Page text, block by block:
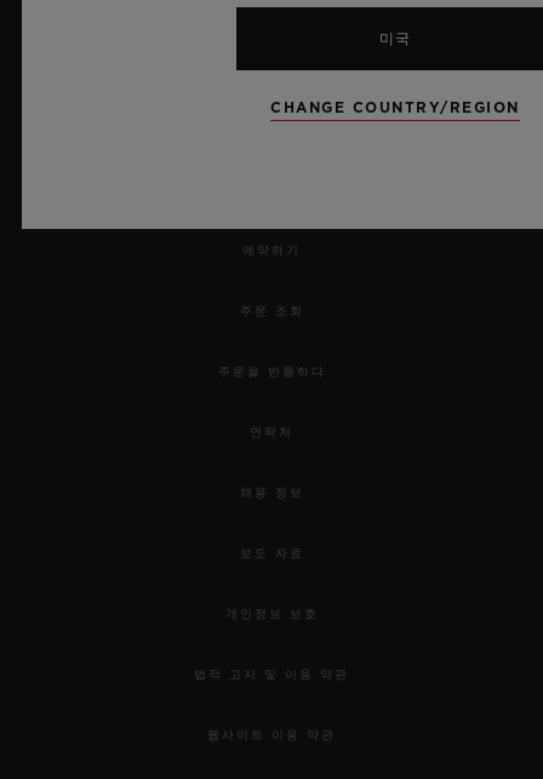
예약하기
주문 조회
주문을 반품하다
연락처
채용 정보
보도 자료
개인정보 보호
법적 고지 및 이용 약관
웹사이트 이용 약관
미국
CHANGE COUNTRY/REGION